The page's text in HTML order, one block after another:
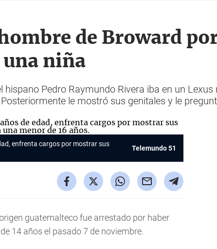
de Broward
niña
hispano Pedro Raymundo Rivera iba en un
le mostró sus genitales y le
enfrenta cargos por mostrar sus
Telemundo 51
guatemalteco fue arrestado por haber
14 años el pasado 7 de noviembre.